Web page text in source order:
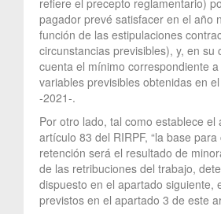
pagador prevé satisfacer en el año
función de las estipulaciones
circunstancias previsibles), y, en su
cuenta el mínimo correspondiente
variables previsibles obtenidas en
-2021-.
Por otro lado, tal como establece el
artículo 83 del RIRPF, “la base
retención será el resultado de
de las retribuciones del trabajo,
dispuesto en el apartado siguiente,
previstos en el apartado 3 de este